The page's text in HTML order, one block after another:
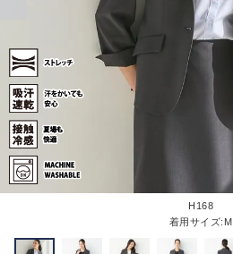
H168
着用サイズ:M